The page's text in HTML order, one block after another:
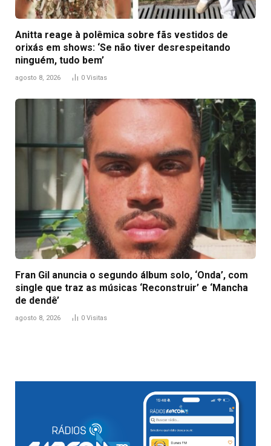
Anitta reage à polêmica sobre fãs vestidos de
orixás em shows: ‘Se não tiver desrespeitando
ninguém, tudo bem’
agosto 8, 2026 0 Visitas
Fran Gil anuncia o segundo álbum solo, ‘Onda’, com
single que traz as músicas ‘Reconstruir’ e ‘Mancha
de dendê’
agosto 8, 2026 0 Visitas